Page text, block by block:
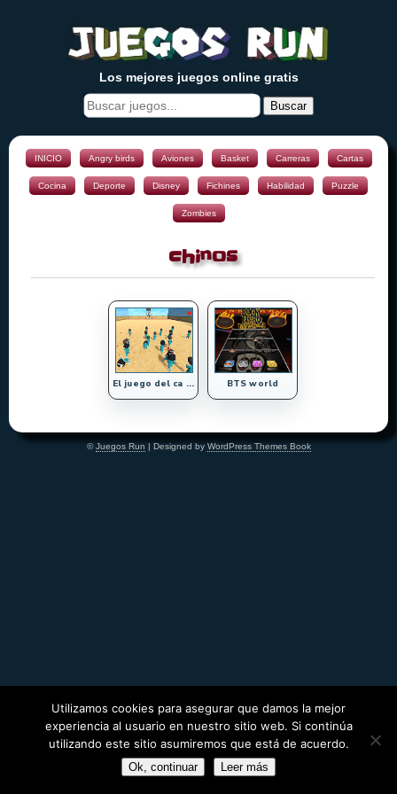
Los mejores juegos online gratis
Buscar
INICIO Angry birds Aviones Basket Carreras Cartas
Cocina Deporte Disney Fichines Habilidad Puzzle
Zombies
chinos
El juego del ca ... BTS world
©Juegos Run | Designed by WordPress Themes Book
Utilizamos cookies para asegurar que damos la mejor
experiencia al usuario en nuestro sitio web. Si continúa
utilizando este sitio asumiremos que está de acuerdo.
Ok, continuar Leer más